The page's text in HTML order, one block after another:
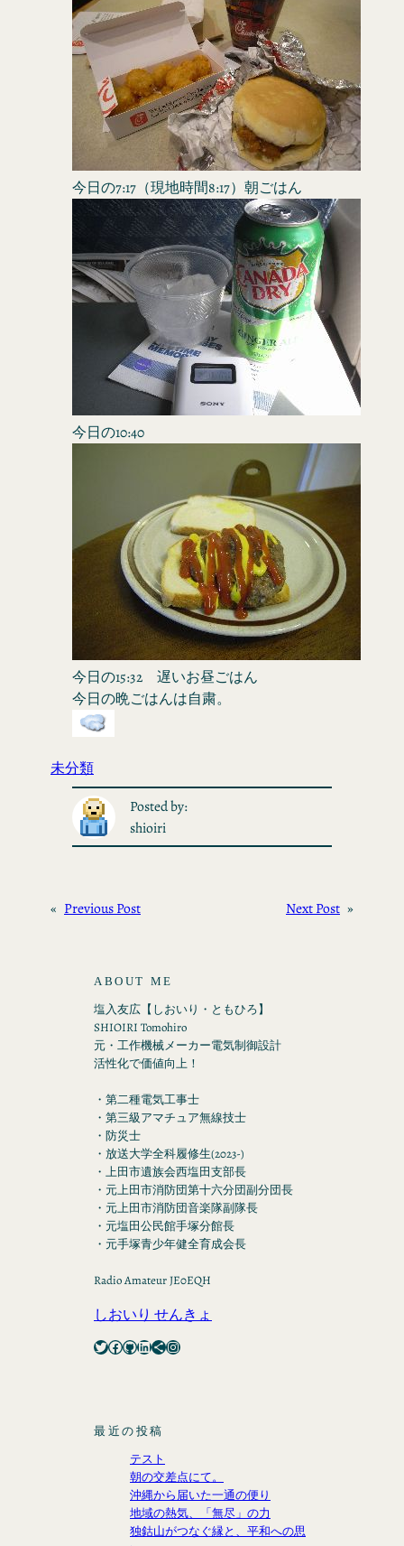
今日の7:17（現地時間8:17）朝ごはん
今日の10:40
今日の15:32 遅いお昼ごはん
今日の晩ごはんは自粛。
未分類
Posted by:
shioiri
« Previous Post Next Post »
ABOUT ME
塩入友広【しおいり・ともひろ】
SHIOIRI Tomohiro
元・工作機械メーカー電気制御設計
活性化で価値向上！
・第二種電気工事士
・第三級アマチュア無線技士
・防災士
・放送大学全科履修生(2023-)
・上田市遺族会西塩田支部長
・元上田市消防団第十六分団副分団長
・元上田市消防団音楽隊副隊長
・元塩田公民館手塚分館長
・元手塚青少年健全育成会長
Radio Amateur JE0EQH
しおいり せんきょ
Twitter Facebook GitHub LinkedIn Share Icon Instagram
最近の投稿
テスト
朝の交差点にて。
沖縄から届いた一通の便り
地域の熱気、「無尽」の力
独鈷山がつなぐ縁と、平和への思